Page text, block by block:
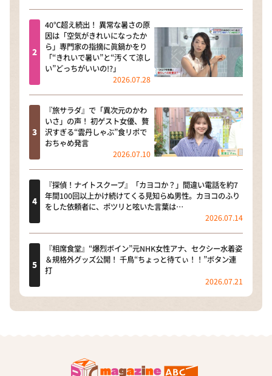
40℃超え続出！ 異常な暑さの原
因は「空気がきれいになったか
ら」専門家の指摘に眞鍋かをり
「“きれいで暑い”と“汚くて涼し
い”どっちがいいの!?」
2026.07.28
『旅サラダ』で「異次元のかわ
いさ」の声！ 初ゲスト女優、贅
沢すぎる“雲丹しゃぶ”食リポで
おちゃめ発言
2026.07.10
『探偵！ナイトスクープ』「カヨコか？」間違い電話を約7
年間100回以上かけ続けてくる見知らぬ男性。カヨコのふり
をした依頼者に、ポツリと呟いた言葉は…
2026.07.14
『相席食堂』“爆烈ボイン”元NHK女性アナ、セクシー水着姿
＆規格外グッズ公開！ 千鳥“ちょっと待てぃ！！”ボタン連
打
2026.07.21